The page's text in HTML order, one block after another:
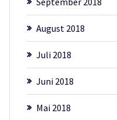
August 2018
Juli 2018
Juni 2018
Mai 2018